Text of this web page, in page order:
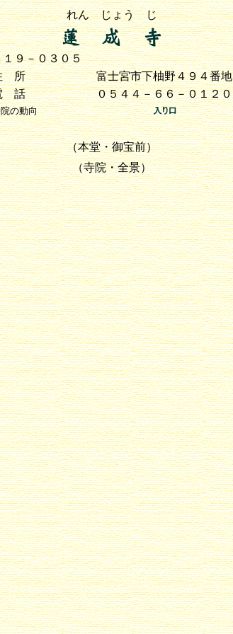
れん じょう じ
１９－０３０５
所
富士宮市下柚野４９４番地
話
０５４４－６６－０１２０
の動向
（本堂・御宝前）
（寺院・全景）